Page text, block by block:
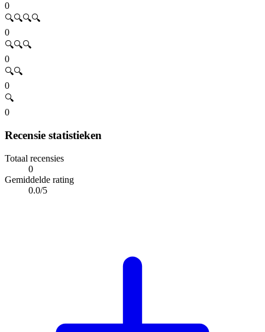
0
🔍🔍🔍🔍
0
🔍🔍🔍
0
🔍🔍
0
🔍
0
Recensie statistieken
Totaal recensies
0
Gemiddelde rating
0.0/5